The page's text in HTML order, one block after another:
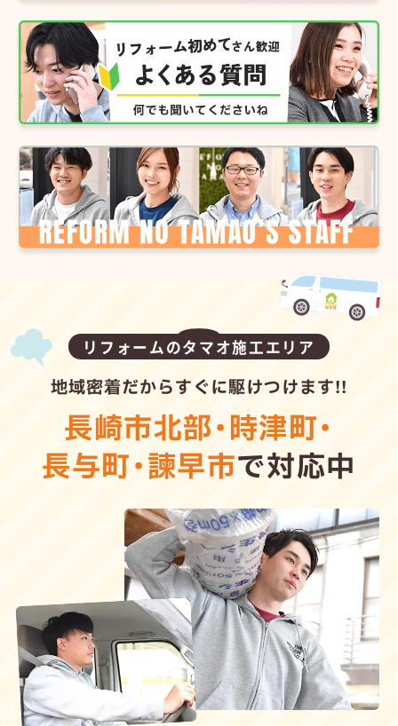
リフォームのタマオ施工エリア
地域密着だからすぐに駆けつけます!!
長崎市北部・時津町・
長与町・諫早市で対応中